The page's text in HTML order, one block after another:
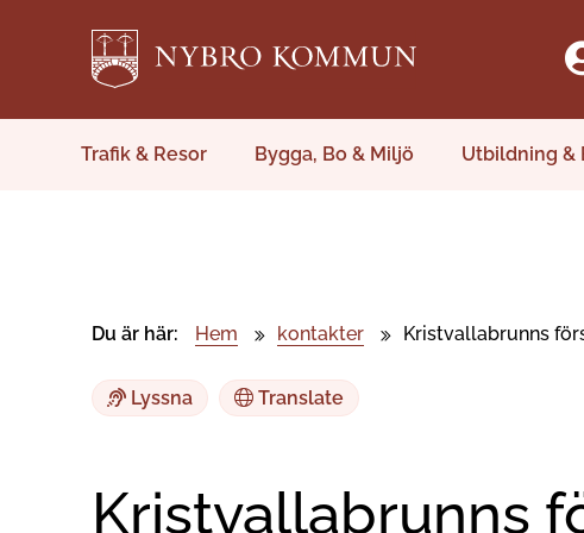
Trafik & Resor Bygga, Bo & Miljö Utbildning &
Du är här: Hem kontakter Kristvallabrunns
Lyssna Translate
Kristvallabrunns